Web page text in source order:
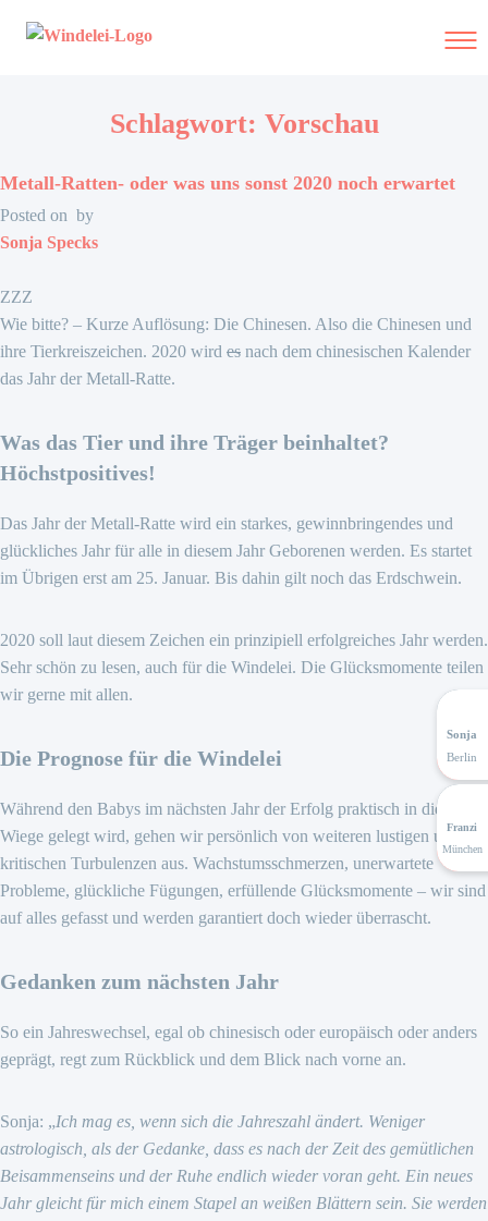
Sonja
Berlin
Franzi
München
Schlagwort: Vorschau
Metall-Ratten- oder was uns sonst 2020 noch erwartet
Posted on by
Sonja Specks
ZZZ
Wie bitte? – Kurze Auflösung: Die Chinesen. Also die Chinesen und
ihre Tierkreiszeichen. 2020 wird es nach dem chinesischen Kalender
das Jahr der Metall-Ratte.
Was das Tier und ihre Träger beinhaltet?
Höchstpositives!
Das Jahr der Metall-Ratte wird ein starkes, gewinnbringendes und
glückliches Jahr für alle in diesem Jahr Geborenen werden. Es startet
im Übrigen erst am 25. Januar. Bis dahin gilt noch das Erdschwein.
2020 soll laut diesem Zeichen ein prinzipiell erfolgreiches Jahr werden.
Sehr schön zu lesen, auch für die Windelei. Die Glücksmomente teilen
wir gerne mit allen.
Die Prognose für die Windelei
Während den Babys im nächsten Jahr der Erfolg praktisch in die
Wiege gelegt wird, gehen wir persönlich von weiteren lustigen und
kritischen Turbulenzen aus. Wachstumsschmerzen, unerwartete
Probleme, glückliche Fügungen, erfüllende Glücksmomente – wir sind
auf alles gefasst und werden garantiert doch wieder überrascht.
Gedanken zum nächsten Jahr
So ein Jahreswechsel, egal ob chinesisch oder europäisch oder anders
geprägt, regt zum Rückblick und dem Blick nach vorne an.
Sonja: „Ich mag es, wenn sich die Jahreszahl ändert. Weniger
astrologisch, als der Gedanke, dass es nach der Zeit des gemütlichen
Beisammenseins und der Ruhe endlich wieder voran geht. Ein neues
Jahr gleicht für mich einem Stapel an weißen Blättern sein. Sie werden